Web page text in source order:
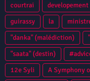
courtrai
developement
guirassy
la
"danka" (malédiction)
"saata" (destin)
12e Syli
A Symphony